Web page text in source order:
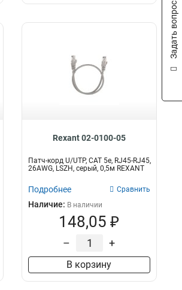
Rexant 02-0100-05
Патч-корд U/UTP, CAT 5e, RJ45-RJ45,
26AWG, LSZH, серый, 0,5м REXANT
Подробнее Сравнить
Наличие: В наличии
148,05 ₽
– +
В корзину
Задать вопрос